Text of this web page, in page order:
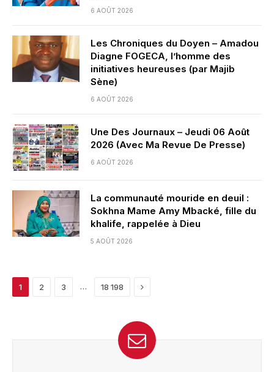
6 AOÛT 2026
Les Chroniques du Doyen – Amadou
Diagne FOGECA, l’homme des
initiatives heureuses (par Majib
Sène)
6 AOÛT 2026
Une Des Journaux – Jeudi 06 Août
2026 (Avec Ma Revue De Presse)
6 AOÛT 2026
La communauté mouride en deuil :
Sokhna Mame Amy Mbacké, fille du
khalife, rappelée à Dieu
5 AOÛT 2026
1 2 3 … 18 198 Next